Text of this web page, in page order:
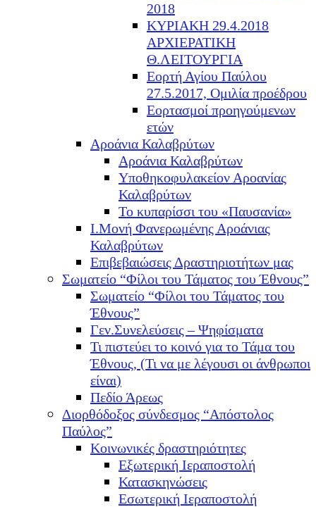
2018
ΚΥΡΙΑΚΗ 29.4.2018
ΑΡΧΙΕΡΑΤΙΚΗ
Θ.ΛΕΙΤΟΥΡΓΙΑ
Εορτή Αγίου Παύλου
27.5.2017, Ομιλία προέδρου
Εορτασμοί προηγούμενων
ετών
Αροάνια Καλαβρύτων
Αροάνια Καλαβρύτων
Υποθηκοφυλακείον Αροανίας
Καλαβρύτων
Το κυπαρίσσι του «Παυσανία»
Ι.Μονή Φανερωμένης Αροάνιας
Καλαβρύτων
Επιβεβαιώσεις Δραστηριοτήτων μας
Σωματείο “Φίλοι του Τάματος του Έθνους”
Σωματείο “Φίλοι του Τάματος του
Έθνους”
Γεν.Συνελεύσεις – Ψηφίσματα
Τι πιστεύει το κοινό για το Τάμα του
Έθνους, (Τι να με λέγουσι οι άνθρωποι
είναι)
Πεδίο Άρεως
Διορθόδοξος σύνδεσμος “Απόστολος
Παύλος”
Κοινωνικές δραστηριότητες
Εξωτερική Ιεραποστολή
Κατασκηνώσεις
Εσωτερική Ιεραποστολή